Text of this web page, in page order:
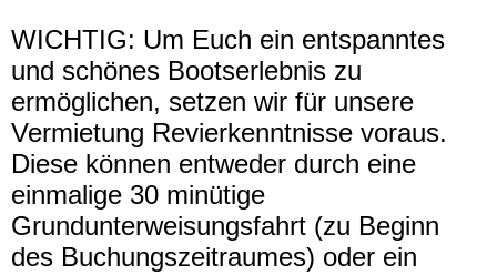
WICHTIG: Um Euch ein entspanntes
und schönes Bootserlebnis zu
ermöglichen, setzen wir für unsere
Vermietung Revierkenntnisse voraus.
Diese können entweder durch eine
einmalige 30 minütige
Grundunterweisungsfahrt (zu Beginn
des Buchungszeitraumes) oder ein